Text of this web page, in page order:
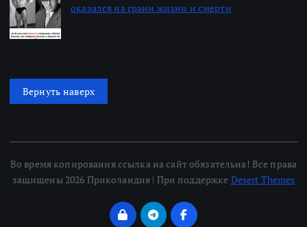
оказался на грани жизни и смерти
Вернуть наверх
Во время копирования ссылка на сайт обязательна! Все права
защищены 2026 Приколандия | При поддержке Desert Themes